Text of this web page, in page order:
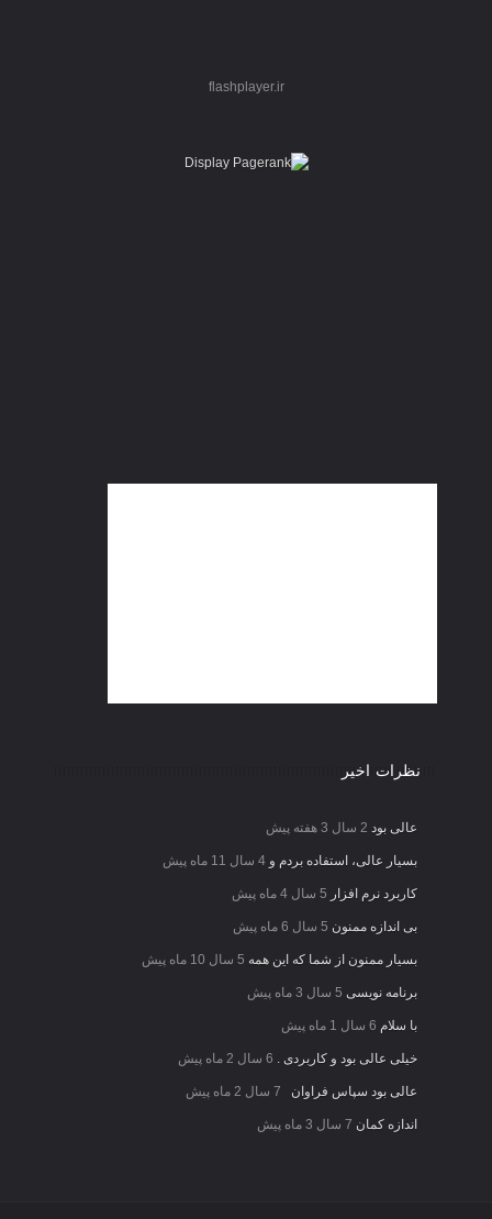
flashplayer.ir
نظرات اخیر
عالی بود 2 سال 3 هفته پیش
بسیار عالی، استفاده بردم و 4 سال 11 ماه پیش
کاربرد نرم افزار 5 سال 4 ماه پیش
بی اندازه ممنون 5 سال 6 ماه پیش
بسیار ممنون از شما که این همه 5 سال 10 ماه پیش
برنامه نویسی 5 سال 3 ماه پیش
با سلام 6 سال 1 ماه پیش
خیلی عالی بود و کاربردی . 6 سال 2 ماه پیش
عالی بود سپاس فراوان 7 سال 2 ماه پیش
اندازه کمان 7 سال 3 ماه پیش